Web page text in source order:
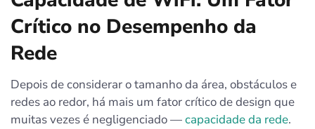
Crítico no Desempenho da
Rede
Depois de considerar o tamanho da área, obstáculos e
redes ao redor, há mais um fator crítico de design que
muitas vezes é negligenciado —capacidade da rede.